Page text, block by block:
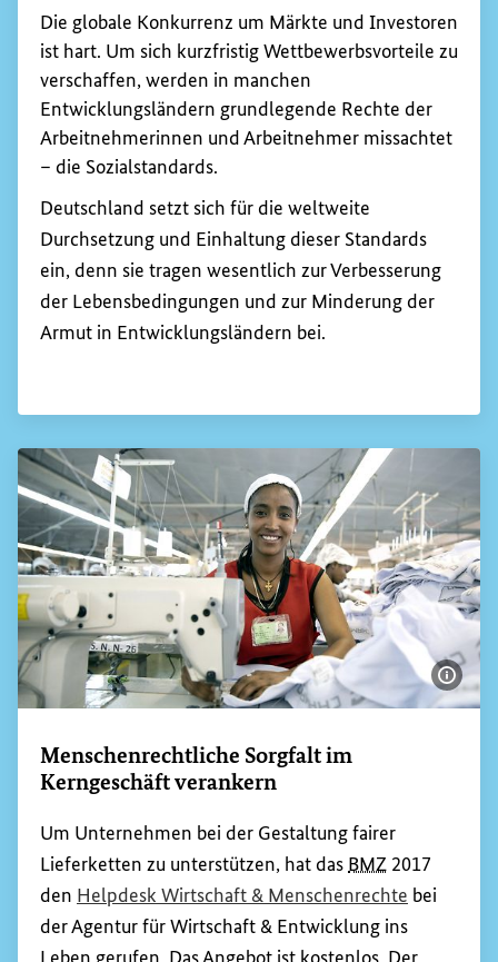
Die globale Konkurrenz um Märkte und Investoren
ist hart. Um sich kurzfristig Wettbewerbsvorteile zu
verschaffen, werden in manchen
Entwicklungsländern grundlegende Rechte der
Arbeitnehmerinnen und Arbeitnehmer missachtet
– die Sozialstandards.
Deutschland setzt sich für die weltweite
Durchsetzung und Einhaltung dieser Standards
ein, denn sie tragen wesentlich zur Verbesserung
der Lebensbedingungen und zur Minderung der
Armut in Entwicklungsländern bei.
Menschenrechtliche Sorgfalt im
Kerngeschäft verankern
Um Unternehmen bei der Gestaltung fairer
Lieferketten zu unterstützen, hat das BMZ 2017
den Helpdesk Wirtschaft & Menschenrechte (Externer
bei
der Agentur für Wirtschaft & Entwicklung ins